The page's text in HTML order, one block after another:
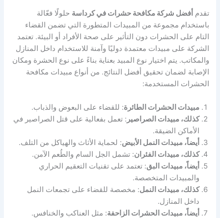
تقدم أفضل شركة مكافحة حشرات في كرداسة حلولًا فعّالة
باستخدام مجموعة من المبيدات المتطورة التي تضمن القضاء
التام على الحشرات دون التأثير على صحة الأفراد أو البيئة. تعتمد
الشركة على مبيدات معتمدة دوليًا وآمنة للاستخدام داخل المنازل
والمكاتب. يتم اختيار نوع المبيد بعناية بناءً على نوع الحشرة ومكان
الإصابة لضمان تحقيق أفضل النتائج. من أنواع مبيدات مكافحة
الحشرات المستخدمة:
مبيدات الحشرات الطائرة: للقضاء على البعوض والذباب.
كذلك، مبيدات الصراصير : تعمل بفعالية على قتل الصراصير في
الأماكن الضيقة.
أيضاً، مبيدات النمل الأبيض: لحماية الأثاث والهياكل من التلف.
كذلك، مبيدات الفئران: تشمل الجل السام والطُعم الآمن.
أيضاً، مبيدات البق: تعتمد على تقنيات التعقيم الحراري
والمبيدات المتخصصة.
كذلك، مبيدات النمل: مخصصة للقضاء على تجمعات النمل
داخل المنازل.
أيضاً، مبيدات الحشرات الزاحفة: مثل العناكب والخنافس.